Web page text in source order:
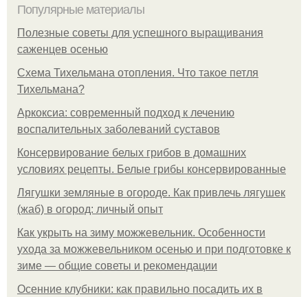
Популярные материалы
Полезные советы для успешного выращивания
саженцев осенью
Схема Тихельмана отопления. Что такое петля
Тихельмана?
Аркоксиа: современный подход к лечению
воспалительных заболеваний суставов
Консервирование белых грибов в домашних
условиях рецепты. Белые грибы консервированные
Лягушки земляные в огороде. Как привлечь лягушек
(жаб) в огород: личный опыт
Как укрыть на зиму можжевельник. Особенности
ухода за можжевельником осенью и при подготовке к
зиме — общие советы и рекомендации
Осенние клубники: как правильно посадить их в